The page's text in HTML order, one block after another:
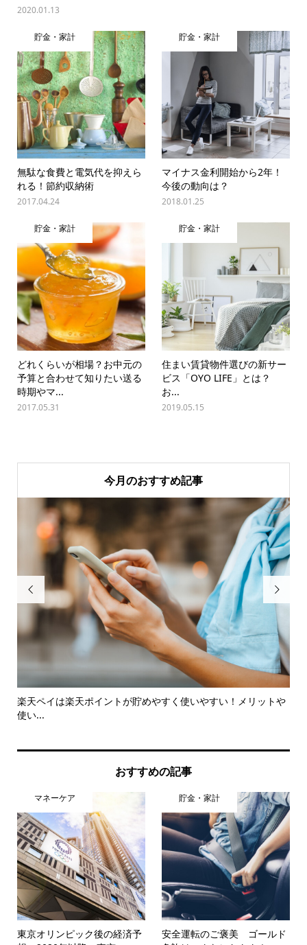
2020.01.13
貯金・家計
無駄な食費と電気代を抑えら
れる！節約収納術
2017.04.24
貯金・家計
マイナス金利開始から2年！
今後の動向は？
2018.01.25
貯金・家計
どれくらいが相場？お中元の
予算と合わせて知りたい送る
時期やマ...
2017.05.31
貯金・家計
住まい賃貸物件選びの新サー
ビス「OYO LIFE」とは？
お...
2019.05.15
今月のおすすめ記事

楽天ペイは楽天ポイントが貯めやすく使いやすい！メリットや
使い...

おすすめの記事
マネーケア
東京オリンピック後の経済予
貯金・家計
安全運転のご褒美 ゴールド